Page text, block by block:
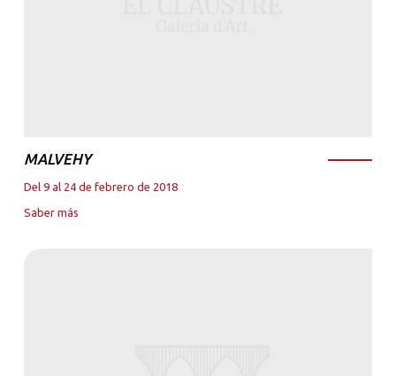
MALVEHY
Del 9 al 24 de febrero de 2018
Saber más